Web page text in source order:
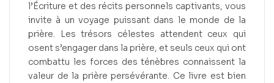
l’Écriture et des récits personnels captivants, vous
invite à un voyage puissant dans le monde de la
prière. Les trésors célestes attendent ceux qui
osent s’engager dans la prière, et seuls ceux qui ont
combattu les forces des ténèbres connaissent la
valeur de la prière persévérante. Ce livre est bien